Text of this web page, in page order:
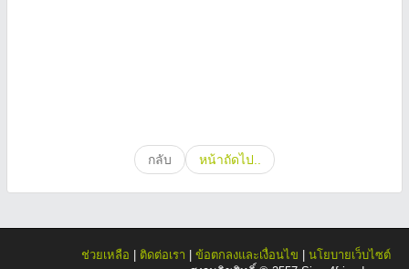
กลับ หน้าถัดไป..
ช่วยเหลือ ติดต่อเรา ข้อตกลงและเงื่อนไข
นโยบายเว็บไซต์